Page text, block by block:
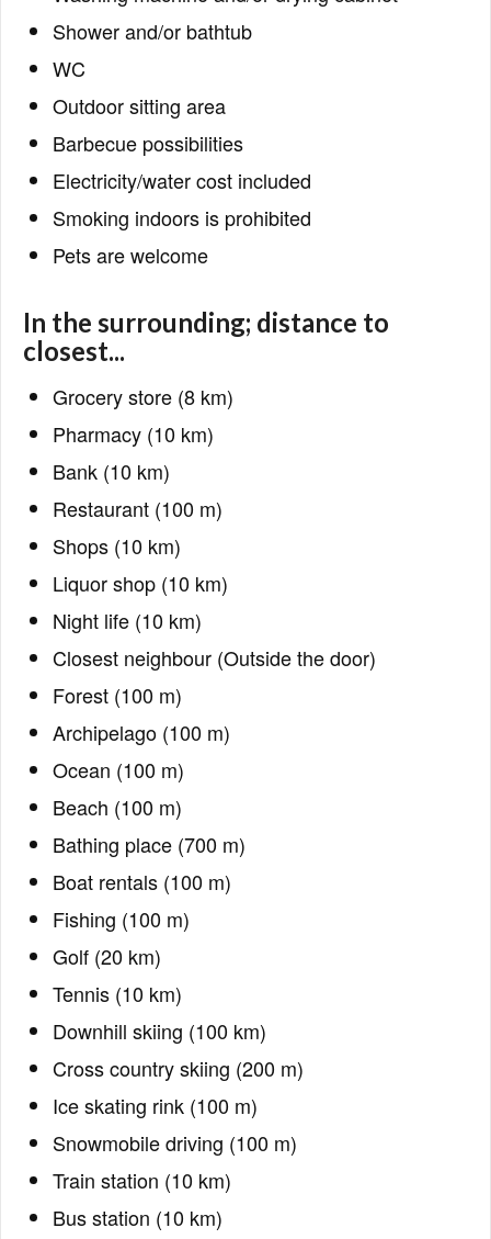
Shower and/or bathtub
WC
Outdoor sitting area
Barbecue possibilities
Electricity/water cost included
Smoking indoors is prohibited
Pets are welcome
In the surrounding; distance to
closest...
Grocery store (8 km)
Pharmacy (10 km)
Bank (10 km)
Restaurant (100 m)
Shops (10 km)
Liquor shop (10 km)
Night life (10 km)
Closest neighbour (Outside the door)
Forest (100 m)
Archipelago (100 m)
Ocean (100 m)
Beach (100 m)
Bathing place (700 m)
Boat rentals (100 m)
Fishing (100 m)
Golf (20 km)
Tennis (10 km)
Downhill skiing (100 km)
Cross country skiing (200 m)
Ice skating rink (100 m)
Snowmobile driving (100 m)
Train station (10 km)
Bus station (10 km)